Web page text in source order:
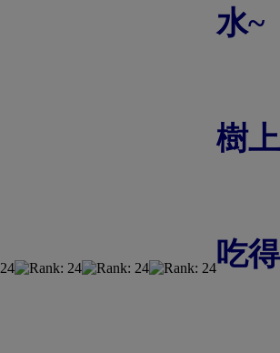
水~
樹
吃